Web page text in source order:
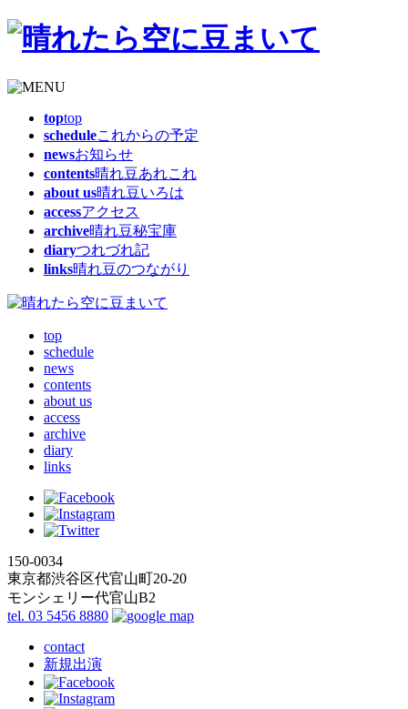
toptop
scheduleこれからの予定
newsお知らせ
contents晴れ豆あれこれ
about us晴れ豆いろは
accessアクセス
archive晴れ豆秘宝庫
diaryつれづれ記
links晴れ豆のつながり
top
schedule
news
contents
about us
access
archive
diary
links
150-0034
東京都渋谷区代官山町20-20
モンシェリー代官山B2
tel. 03 5456 8880
contact
新規出演